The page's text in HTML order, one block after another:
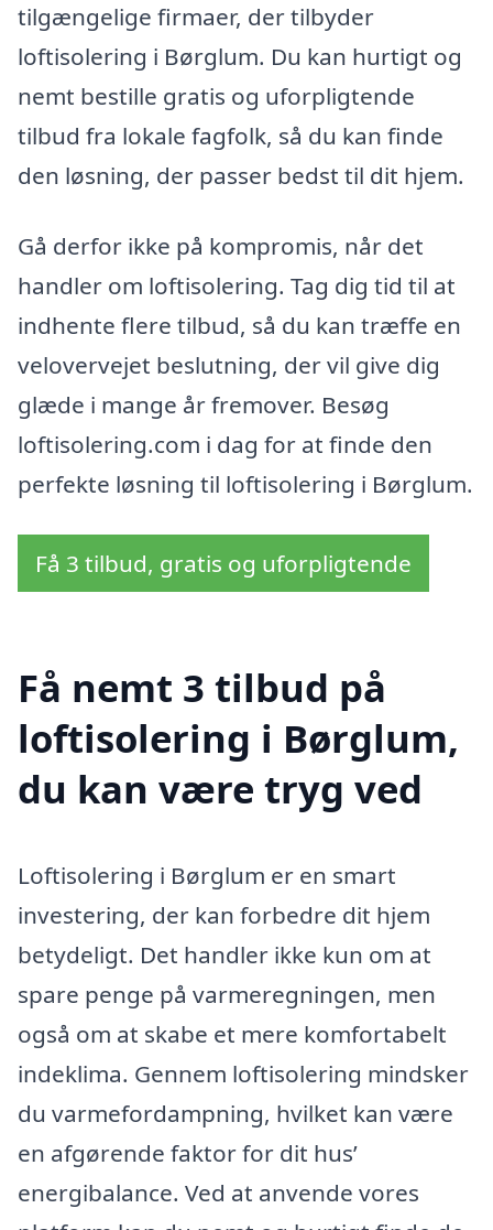
tilgængelige firmaer, der tilbyder
loftisolering i Børglum. Du kan hurtigt og
nemt bestille gratis og uforpligtende
tilbud fra lokale fagfolk, så du kan finde
den løsning, der passer bedst til dit hjem.
Gå derfor ikke på kompromis, når det
handler om loftisolering. Tag dig tid til at
indhente flere tilbud, så du kan træffe en
velovervejet beslutning, der vil give dig
glæde i mange år fremover. Besøg
loftisolering.com i dag for at finde den
perfekte løsning til loftisolering i Børglum.
Få 3 tilbud, gratis og uforpligtende
Få nemt 3 tilbud på
loftisolering i Børglum,
du kan være tryg ved
Loftisolering i Børglum er en smart
investering, der kan forbedre dit hjem
betydeligt. Det handler ikke kun om at
spare penge på varmeregningen, men
også om at skabe et mere komfortabelt
indeklima. Gennem loftisolering mindsker
du varmefordampning, hvilket kan være
en afgørende faktor for dit hus’
energibalance. Ved at anvende vores